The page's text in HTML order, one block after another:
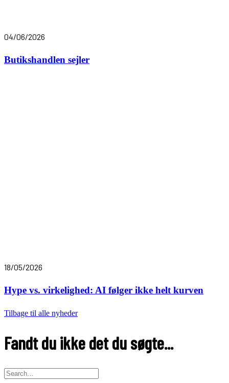
04/06/2026
Butikshandlen sejler
18/05/2026
Hype vs. virkelighed: AI følger ikke helt kurven
Tilbage til alle nyheder
Fandt du ikke det du søgte...